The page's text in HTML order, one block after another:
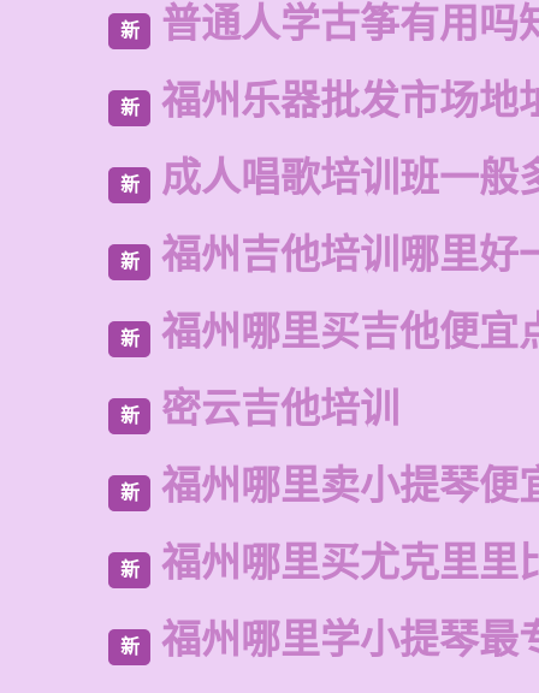
新 普通人学古筝有用吗
新 福州乐器批发市场地
新 成人唱歌培训班一般
新 福州吉他培训哪里好
新 福州哪里买吉他便宜
新 密云吉他培训
新 福州哪里卖小提琴便
新 福州哪里买尤克里里
新 福州哪里学小提琴最